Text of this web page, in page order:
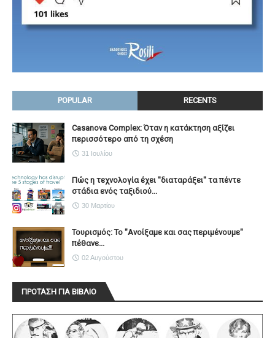
POPULAR RECENTS
Casanova Complex: Όταν η κατάκτηση αξίζει
περισσότερο από τη σχέση
31 Ιουλίου
Πώς η τεχνολογία έχει ''διαταράξει'' τα πέντε
στάδια ενός ταξιδιού...
30 Μαρτίου
Τουρισμός: Το "Ανοίξαμε και σας περιμένουμε"
πέθανε...
02 Αυγούστου
ΠΡΟΤΑΣΗ ΓΙΑ ΒΙΒΛΙΟ